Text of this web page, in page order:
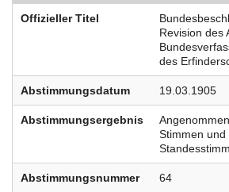
Offizieller Titel
Revision des
des
Abstimmungsdatum 19.03.1905
Abstimmungsergebnis
Stimmen und
Abstimmungsnummer 64